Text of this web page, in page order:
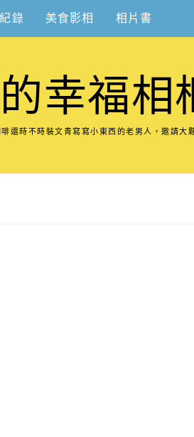
錄 美食影相 相片書
幸福相
時不時裝文青寫寫小東西的老男人，邀請大